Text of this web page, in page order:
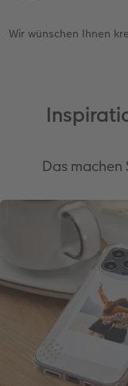
Wir wünschen Ihnen
Das machen